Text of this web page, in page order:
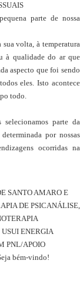
parte de nossa
sua volta, à temperatura
à qualidade do ar que
aspecto que foi sendo
eles. Isto acontece
todo.
parte da
por nossas
ocorridas na
SANTO AMARO E
DE PSICANÁLISE,
ENERGIA
PNL/APOIO
bém-vindo!